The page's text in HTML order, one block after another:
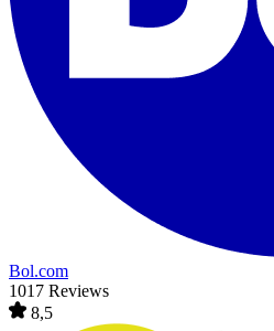
Bol.com
1017 Reviews
8,5